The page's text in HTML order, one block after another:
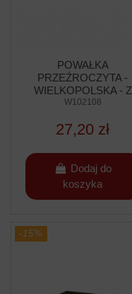
POWAŁKA
PRZEŹROCZYTA -
WIELKOPOLSKA - Z
TERMOMETREM
W102108
27,20 zł
Dodaj do
koszyka
-15%